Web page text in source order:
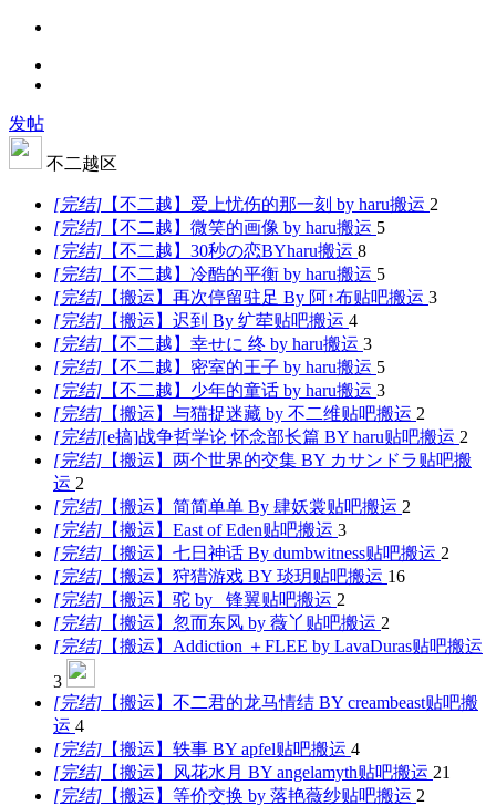
发帖
不二越区
[完结] 【不二越】爱上忧伤的那一刻 by haru搬运 2
[完结] 【不二越】微笑的画像 by haru搬运 5
[完结] 【不二越】30秒の恋BYharu搬运 8
[完结] 【不二越】冷酷的平衡 by haru搬运 5
[完结] 【搬运】再次停留驻足 By 阿↑布贴吧搬运 3
[完结] 【搬运】迟到 By 纩荦贴吧搬运 4
[完结] 【不二越】幸せに 终 by haru搬运 3
[完结] 【不二越】密室的王子 by haru搬运 5
[完结] 【不二越】少年的童话 by haru搬运 3
[完结] 【搬运】与猫捉迷藏 by 不二维贴吧搬运 2
[完结][e搞]战争哲学论 怀念部长篇 BY haru贴吧搬运 2
[完结] 【搬运】两个世界的交集 BY カサンドラ贴吧搬
运 2
[完结] 【搬运】简简单单 By 肆妖裳贴吧搬运 2
[完结] 【搬运】East of Eden贴吧搬运 3
[完结] 【搬运】七日神话 By dumbwitness贴吧搬运 2
[完结] 【搬运】狩猎游戏 BY 琰玥贴吧搬运 16
[完结] 【搬运】驼 by _锋翼贴吧搬运 2
[完结] 【搬运】忽而东风 by 薇丫 贴吧搬运 2
[完结] 【搬运】Addiction ＋FLEE by LavaDuras贴吧搬运
3
[完结] 【搬运】不二君的龙马情结 BY creambeast贴吧搬
运 4
[完结] 【搬运】轶事 BY apfel贴吧搬运 4
[完结] 【搬运】风花水月 BY angelamyth贴吧搬运 21
[完结] 【搬运】等价交换 by 落艳薇纱贴吧搬运 2